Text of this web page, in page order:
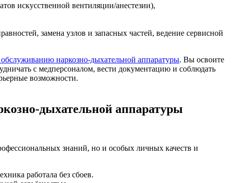
искусственной вентиляции/анестезии),
замена узлов и запасных частей, ведение сервисной
наркозно-дыхательной аппаратуры. Вы освоите
с медперсоналом, вести документацию и соблюдать
возможности.
дыхательной аппаратуры
знаний, но и особых личных качеств и
работала без сбоев.